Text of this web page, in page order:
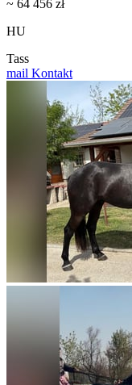
~ 64 456 zł
HU
Tass
mail Kontakt